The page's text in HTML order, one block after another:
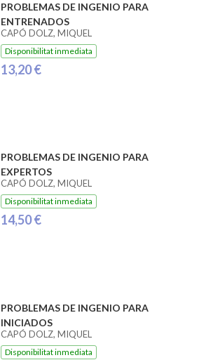
PROBLEMAS DE INGENIO PARA
ENTRENADOS
CAPÓ DOLZ, MIQUEL
Disponibilitat inmediata
13,20 €
PROBLEMAS DE INGENIO PARA
EXPERTOS
CAPÓ DOLZ, MIQUEL
Disponibilitat inmediata
14,50 €
PROBLEMAS DE INGENIO PARA
INICIADOS
CAPÓ DOLZ, MIQUEL
Disponibilitat inmediata